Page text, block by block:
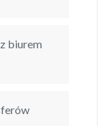
biurem